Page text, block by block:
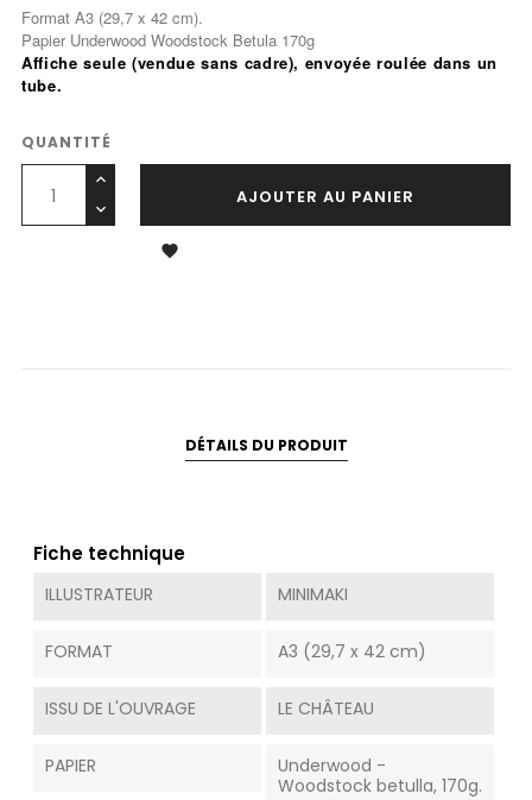
Format A3 (29,7 x 42 cm).
Papier Underwood Woodstock Betula 170g
Affiche seule (vendue sans cadre), envoyée roulée dans un
tube.
QUANTITÉ
AJOUTER AU PANIER

DÉTAILS DU PRODUIT
Fiche technique
ILLUSTRATEUR MINIMAKI
FORMAT A3 (29,7 x 42 cm)
ISSU DE L'OUVRAGE LE CHÂTEAU
PAPIER
Underwood -
Woodstock betulla, 170g.